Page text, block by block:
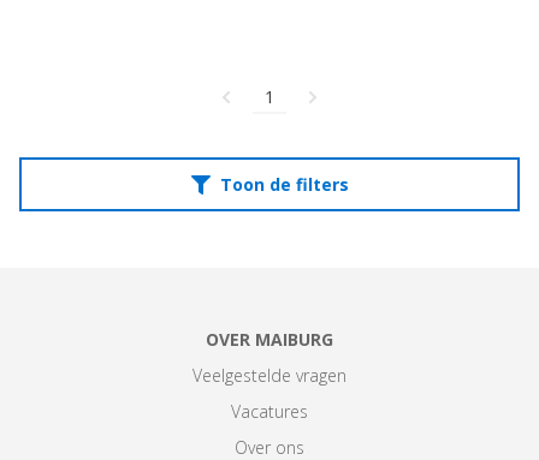
1
Toon de filters
OVER MAIBURG
Veelgestelde vragen
Vacatures
Over ons